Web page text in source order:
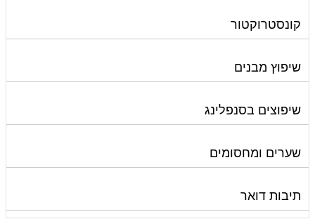
קונסטרוקטור
שיפוץ מבנים
שיפוצים בסנפלינג
שערים ומחסומים
תיבות דואר